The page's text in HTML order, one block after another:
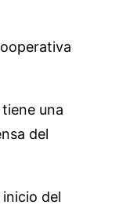
una
del
del